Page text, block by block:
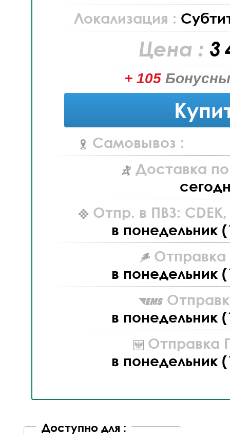
Локализация :
Цена : 3
+ 105
Самовывоз :
Доставка
Отпр. в ПВЗ: CDEK,
в понедельник
Отправка
в понедельник
в понедельник
Отправка
в понедельник
Доступно для :